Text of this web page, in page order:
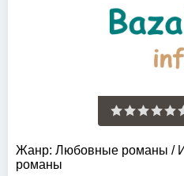
Жанр: Любовные романы /
романы